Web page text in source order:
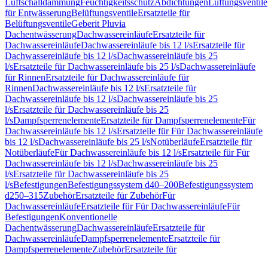
LuftschalldämmungFeuchtigkeitsschutzAbdichtungenLüftungsventile
für EntwässerungBelüftungsventileErsatzteile für
BelüftungsventileGeberit Pluvia
DachentwässerungDachwassereinläufeErsatzteile für
DachwassereinläufeDachwassereinläufe bis 12 l/sErsatzteile für
Dachwassereinläufe bis 12 l/sDachwassereinläufe bis 25
l/sErsatzteile für Dachwassereinläufe bis 25 l/sDachwassereinläufe
für RinnenErsatzteile für Dachwassereinläufe für
RinnenDachwassereinläufe bis 12 l/sErsatzteile für
Dachwassereinläufe bis 12 l/sDachwassereinläufe bis 25
l/sErsatzteile für Dachwassereinläufe bis 25
l/sDampfsperrenelementeErsatzteile für DampfsperrenelementeFür
Dachwassereinläufe bis 12 l/sErsatzteile für Für Dachwassereinläufe
bis 12 l/sDachwassereinläufe bis 25 l/sNotüberläufeErsatzteile für
NotüberläufeFür Dachwassereinläufe bis 12 l/sErsatzteile für Für
Dachwassereinläufe bis 12 l/sDachwassereinläufe bis 25
l/sErsatzteile für Dachwassereinläufe bis 25
l/sBefestigungenBefestigungssystem d40–200Befestigungssystem
d250–315ZubehörErsatzteile für ZubehörFür
DachwassereinläufeErsatzteile für Für DachwassereinläufeFür
BefestigungenKonventionelle
DachentwässerungDachwassereinläufeErsatzteile für
DachwassereinläufeDampfsperrenelementeErsatzteile für
DampfsperrenelementeZubehörErsatzteile für